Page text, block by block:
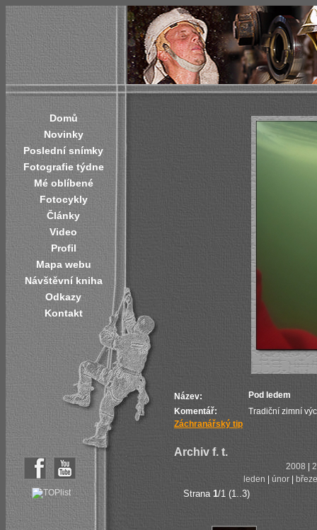
Domů
Novinky
Poslední snímky
Fotografie týdne
Mé oblíbené
Fotocykly
Články
Video
Profil
Mapa webu
Návštěvní kniha
Odkazy
Kontakt
Název:
Pod ledem
Komentář:
Tradiční zimní
Záchranářský tip
Archiv f. t.
2008
leden
únor
Strana 1/1 (1..3)